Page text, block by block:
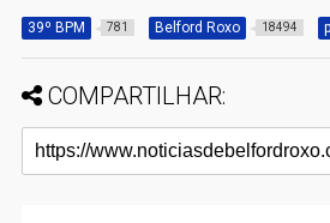
39º BPM 781 Belford Roxo 18494
COMPARTILHAR: